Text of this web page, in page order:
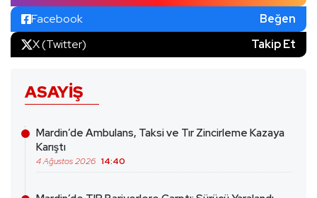
Facebook
Beğen
X (Twitter)
Takip Et
ASAYIŞ
Mardin’de Ambulans, Taksi ve Tır Zincirleme Kazaya
Karıştı
4 Ağustos 2026 14:40